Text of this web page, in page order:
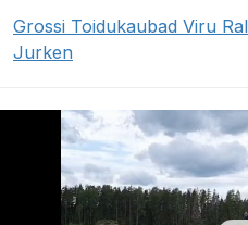
Grossi Toidukaubad Viru
Jurken